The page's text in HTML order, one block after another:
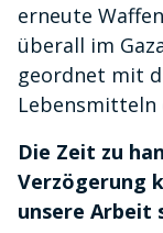
erneute
überall im
geordnet mit
Lebensmitteln
Die Zeit zu
Verzögerung
unsere Arbeit